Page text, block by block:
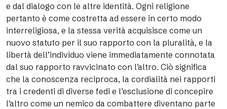
e dal dialogo con le altre identità. Ogni religione
pertanto è come costretta ad essere in certo modo
interreligiosa, e la stessa verità acquisisce come un
nuovo statuto per il suo rapporto con la pluralità, e la
libertà dell’individuo viene immediatamente connotata
dal suo rapporto ravvicinato con l’altro. Ciò significa
che la conoscenza reciproca, la cordialità nei rapporti
tra i credenti di diverse fedi e l’esclusione di concepire
l’altro come un nemico da combattere diventano parte